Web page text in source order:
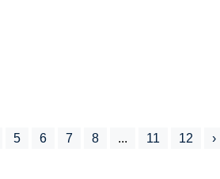
5 6 7 8 ... 11 12 ›